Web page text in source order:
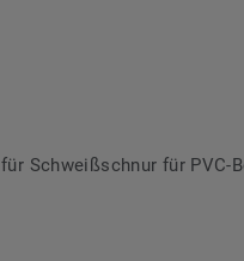
Schweißschnur für PVC-